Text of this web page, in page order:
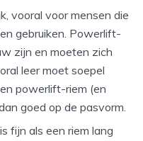
vooral voor mensen die
gebruiken. Powerlift-
zijn en moeten zich
leer moet soepel
powerlift-riem (en
goed op de pasvorm.
fijn als een riem lang